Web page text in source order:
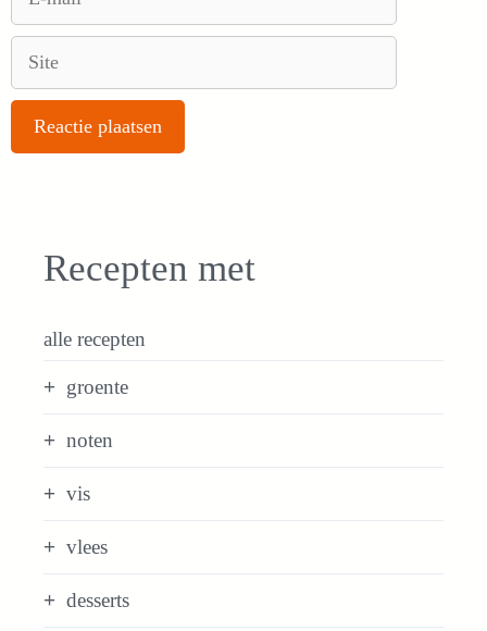
Recepten met
alle recepten
groente
noten
vis
vlees
desserts